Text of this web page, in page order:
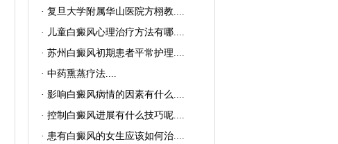
· 复旦大学附属华山医院方栩教....
· 儿童白癜风心理治疗方法有哪....
· 苏州白癜风初期患者平常护理....
· 中药熏蒸疗法....
· 影响白癜风病情的因素有什么....
· 控制白癜风进展有什么技巧呢....
· 患有白癜风的女生应该如何治....